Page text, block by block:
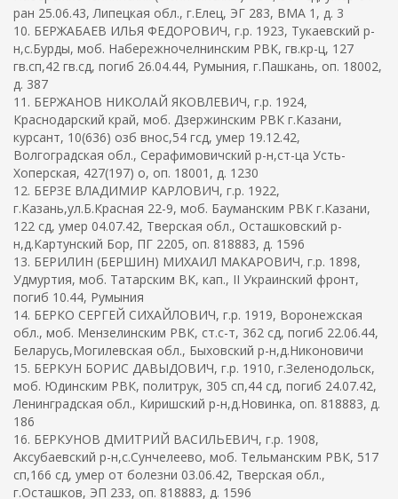
ран 25.06.43, Липецкая обл., г.Елец, ЭГ 283, ВМА 1, д. 3
10. БЕРЖАБАЕВ ИЛЬЯ ФЕДОРОВИЧ, г.р. 1923, Тукаевский р-
н,с.Бурды, моб. Набережночелнинским РВК, гв.кр-ц, 127
гв.сп,42 гв.сд, погиб 26.04.44, Румыния, г.Пашкань, оп. 18002,
д. 387
11. БЕРЖАНОВ НИКОЛАЙ ЯКОВЛЕВИЧ, г.р. 1924,
Краснодарский край, моб. Дзержинским РВК г.Казани,
курсант, 10(636) озб внос,54 гсд, умер 19.12.42,
Волгоградская обл., Серафимовичский р-н,ст-ца Усть-
Хоперская, 427(197) о, оп. 18001, д. 1230
12. БЕРЗЕ ВЛАДИМИР КАРЛОВИЧ, г.р. 1922,
г.Казань,ул.Б.Красная 22-9, моб. Бауманским РВК г.Казани,
122 сд, умер 04.07.42, Тверская обл., Осташковский р-
н,д.Картунский Бор, ПГ 2205, оп. 818883, д. 1596
13. БЕРИЛИН (БЕРШИН) МИХАИЛ МАКАРОВИЧ, г.р. 1898,
Удмуртия, моб. Татарским ВК, кап., II Украинский фронт,
погиб 10.44, Румыния
14. БЕРКО СЕРГЕЙ СИХАЙЛОВИЧ, г.р. 1919, Воронежская
обл., моб. Мензелинским РВК, ст.с-т, 362 сд, погиб 22.06.44,
Беларусь,Могилевская обл., Быховский р-н,д.Никоновичи
15. БЕРКУН БОРИС ДАВЫДОВИЧ, г.р. 1910, г.Зеленодольск,
моб. Юдинским РВК, политрук, 305 сп,44 сд, погиб 24.07.42,
Ленинградская обл., Киришский р-н,д.Новинка, оп. 818883, д.
186
16. БЕРКУНОВ ДМИТРИЙ ВАСИЛЬЕВИЧ, г.р. 1908,
Аксубаевский р-н,с.Сунчелеево, моб. Тельманским РВК, 517
сп,166 сд, умер от болезни 03.06.42, Тверская обл.,
г.Осташков, ЭП 233, оп. 818883, д. 1596